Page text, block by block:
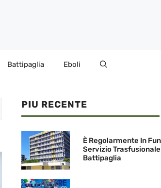
Battipaglia Eboli
PIU RECENTE
È Regolarmente In
Servizio Trasfusionale
Battipaglia